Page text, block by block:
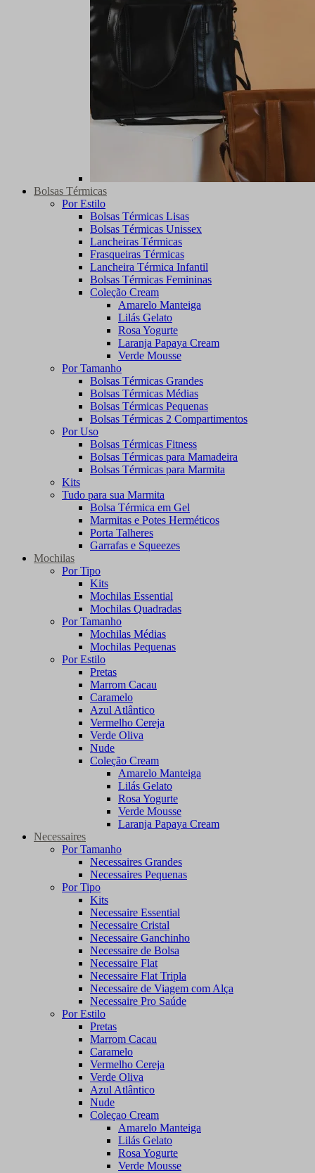
Bolsas Térmicas
Por Estilo
Bolsas Térmicas Lisas
Bolsas Térmicas Unissex
Lancheiras Térmicas
Frasqueiras Térmicas
Lancheira Térmica Infantil
Bolsas Térmicas Femininas
Coleção Cream
Amarelo Manteiga
Lilás Gelato
Rosa Yogurte
Laranja Papaya Cream
Verde Mousse
Por Tamanho
Bolsas Térmicas Grandes
Bolsas Térmicas Médias
Bolsas Térmicas Pequenas
Bolsas Térmicas 2 Compartimentos
Por Uso
Bolsas Térmicas Fitness
Bolsas Térmicas para Mamadeira
Bolsas Térmicas para Marmita
Kits
Tudo para sua Marmita
Bolsa Térmica em Gel
Marmitas e Potes Herméticos
Porta Talheres
Garrafas e Squeezes
Mochilas
Por Tipo
Kits
Mochilas Essential
Mochilas Quadradas
Por Tamanho
Mochilas Médias
Mochilas Pequenas
Por Estilo
Pretas
Marrom Cacau
Caramelo
Azul Atlântico
Vermelho Cereja
Verde Oliva
Nude
Coleção Cream
Amarelo Manteiga
Lilás Gelato
Rosa Yogurte
Verde Mousse
Laranja Papaya Cream
Necessaires
Por Tamanho
Necessaires Grandes
Necessaires Pequenas
Por Tipo
Kits
Necessaire Essential
Necessaire Cristal
Necessaire Ganchinho
Necessaire de Bolsa
Necessaire Flat
Necessaire Flat Tripla
Necessaire de Viagem com Alça
Necessaire Pro Saúde
Por Estilo
Pretas
Marrom Cacau
Caramelo
Vermelho Cereja
Verde Oliva
Azul Atlântico
Nude
Coleçao Cream
Amarelo Manteiga
Lilás Gelato
Rosa Yogurte
Verde Mousse